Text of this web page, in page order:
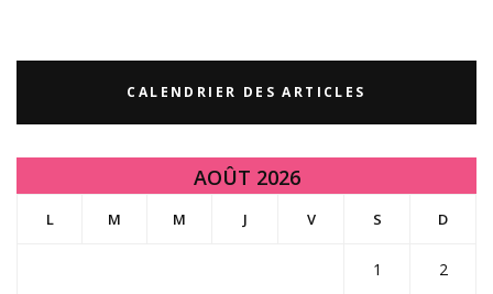
CALENDRIER DES ARTICLES
AOÛT 2026
L M M J V S D
1 2